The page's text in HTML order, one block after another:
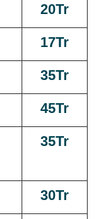
20Tr
17Tr
35Tr
45Tr
35Tr
30Tr